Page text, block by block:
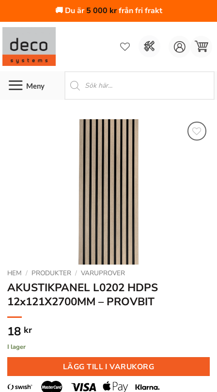
🚚 Du är5 000 krfrån fri frakt
Skip
content
HEM / PRODUKTER / VARUPROVER
AKUSTIKPANEL L0202 HDPS
12x121X2700MM – PROVBIT
18 kr
I lager
LÄGG TILL I VARUKORG